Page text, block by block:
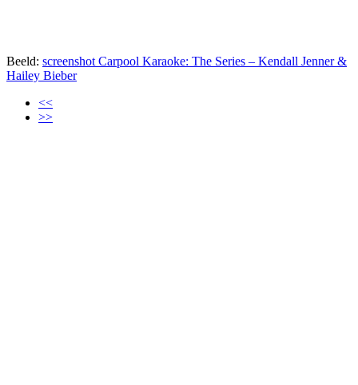
Beeld: screenshot Carpool Karaoke: The Series – Kendall Jenner &
Hailey Bieber
<<
>>